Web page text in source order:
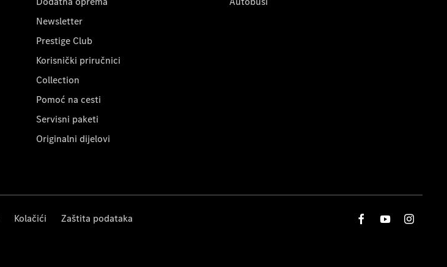
Newsletter
Prestige Club
Korisnički priručnici
Collection
Pomoć na cesti
Servisni paketi
Originalni dijelovi
Kolačići Zaštita podataka